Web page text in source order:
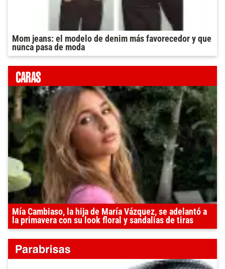
Mom jeans: el modelo de denim más favorecedor y que
nunca pasa de moda
Mía Cambiaso, la hija de María Vázquez, se adelantó a
la primavera con su look floral y sandalias de tiras